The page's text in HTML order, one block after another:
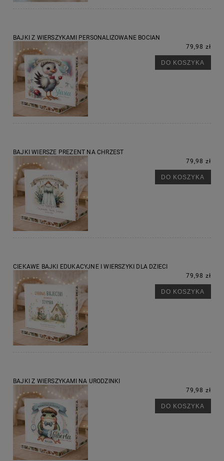
BAJKI Z WIERSZYKAMI PERSONALIZOWANE BOCIAN
79,98 zł
DO KOSZYKA
BAJKI WIERSZE PREZENT NA CHRZEST
79,98 zł
DO KOSZYKA
CIEKAWE BAJKI EDUKACYJNE I WIERSZYKI DLA DZIECI
79,98 zł
DO KOSZYKA
BAJKI Z WIERSZYKAMI NA URODZINKI
79,98 zł
DO KOSZYKA